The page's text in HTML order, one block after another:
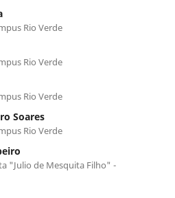
Rio Verde
Rio Verde
Rio Verde
Soares
Rio Verde
"Julio de Mesquita Filho" -